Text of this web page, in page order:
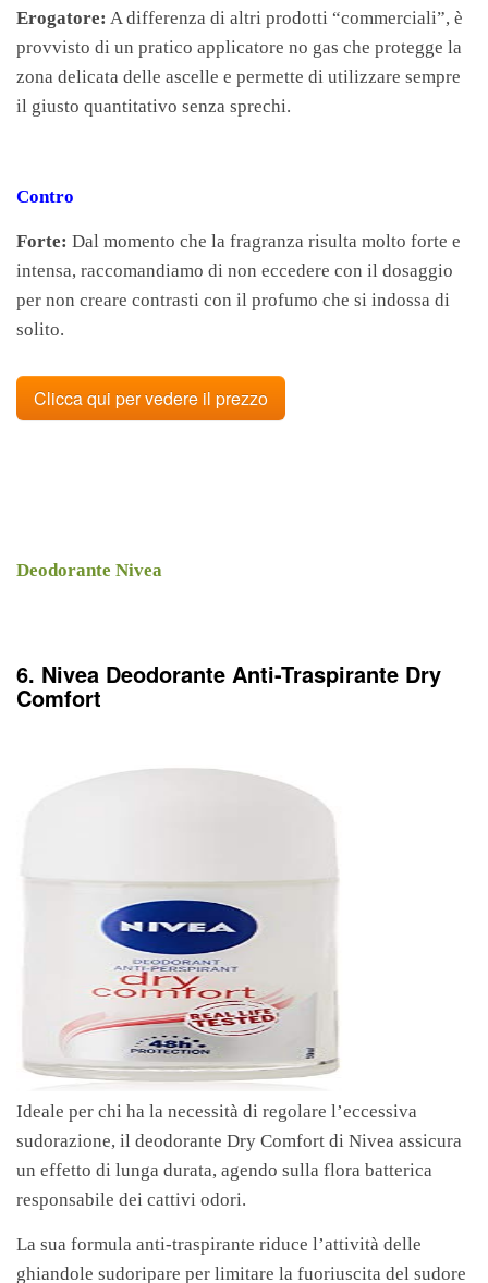
Erogatore: A differenza di altri prodotti “commerciali”, è
provvisto di un pratico applicatore no gas che protegge la
zona delicata delle ascelle e permette di utilizzare sempre
il giusto quantitativo senza sprechi.
Contro
Forte: Dal momento che la fragranza risulta molto forte e
intensa, raccomandiamo di non eccedere con il dosaggio
per non creare contrasti con il profumo che si indossa di
solito.
Clicca qui per vedere il prezzo
Deodorante Nivea
6. Nivea Deodorante Anti-Traspirante Dry
Comfort
Ideale per chi ha la necessità di regolare l’eccessiva
sudorazione, il deodorante Dry Comfort di Nivea assicura
un effetto di lunga durata, agendo sulla flora batterica
responsabile dei cattivi odori.
La sua formula anti-traspirante riduce l’attività delle
ghiandole sudoripare per limitare la fuoriuscita del sudore